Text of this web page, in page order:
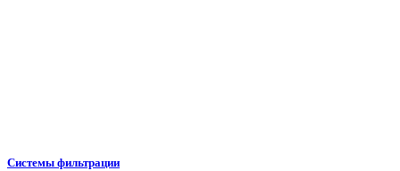
Системы фильтрации